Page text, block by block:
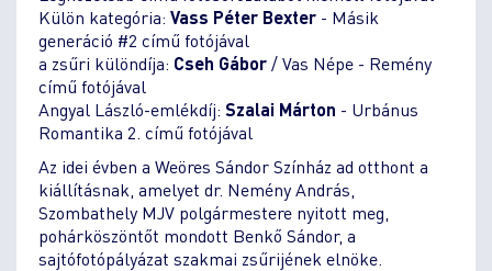
Külön kategória: Vass Péter Bexter - Másik
generáció #2 című fotójával
a zsűri különdíja: Cseh Gábor/ Vas Népe - Remény
című fotójával
Angyal László-emlékdíj: Szalai Márton - Urbánus
Romantika 2. című fotójával
Az idei évben a Weöres Sándor Színház ad otthont a
kiállításnak, amelyet dr. Nemény András,
Szombathely MJV polgármestere nyitott meg,
pohárköszöntőt mondott Benkő Sándor, a
sajtófotópályázat szakmai zsűrijének elnöke.